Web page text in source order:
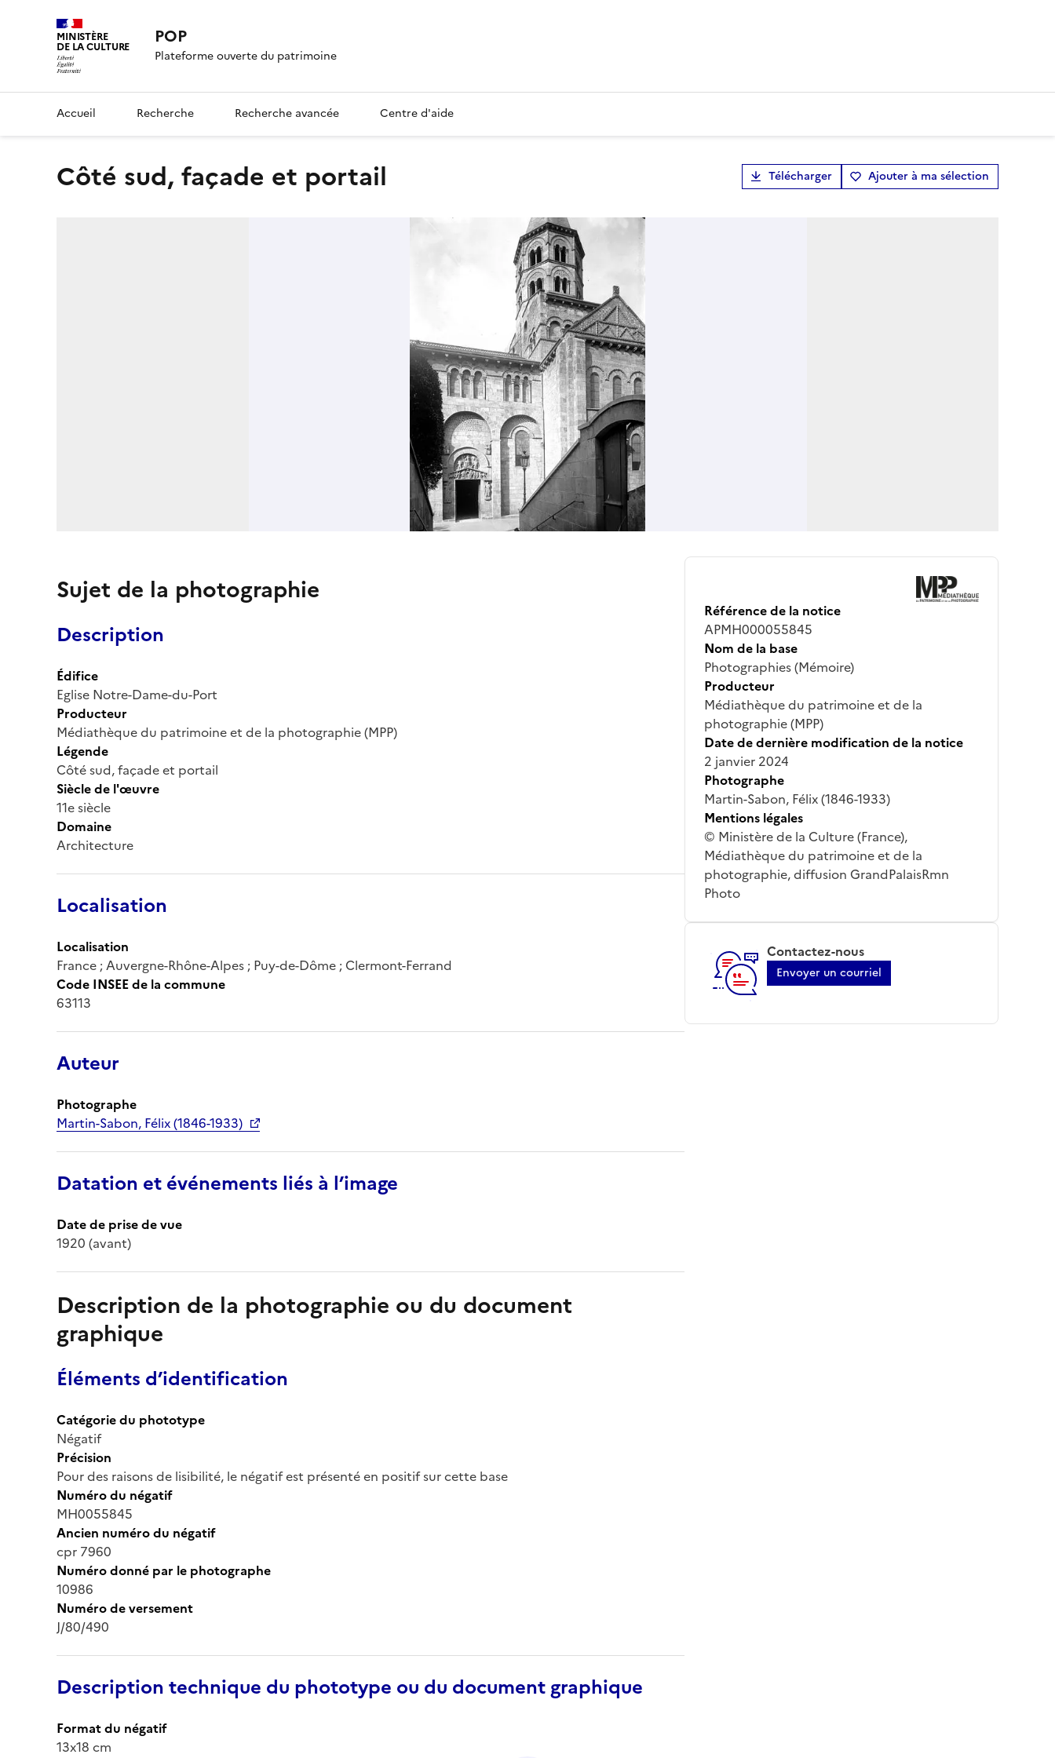
MINISTÈRE
DE LA CULTURE POP
Plateforme ouverte du patrimoine
Accueil Recherche Recherche avancée Centre d'aide
Côté sud, façade et portail Télécharger Ajouter à ma sélection
Sujet de la photographie
Description
Édifice
Eglise Notre-Dame-du-Port
Producteur
Médiathèque du patrimoine et de la photographie (MPP)
Légende
Côté sud, façade et portail
Siècle de l'œuvre
11e siècle
Domaine
Architecture
Localisation
Localisation
France ; Auvergne-Rhône-Alpes ; Puy-de-Dôme ; Clermont-Ferrand
Code INSEE de la commune
63113
Auteur
Photographe
Martin-Sabon, Félix (1846-1933)
Datation et événements liés à l’image
Date de prise de vue
1920 (avant)
Description de la photographie ou du document
graphique
Éléments d’identification
Catégorie du phototype
Négatif
Précision
Pour des raisons de lisibilité, le négatif est présenté en positif sur cette base
Numéro du négatif
MH0055845
Ancien numéro du négatif
cpr 7960
Numéro donné par le photographe
10986
Numéro de versement
J/80/490
Description technique du phototype ou du document graphique
Format du négatif
13x18 cm
Référence de la notice
APMH000055845
Nom de la base
Photographies (Mémoire)
Producteur
Médiathèque du patrimoine et de la
photographie (MPP)
Date de dernière modification de la notice
2 janvier 2024
Photographe
Martin-Sabon, Félix (1846-1933)
Mentions légales
© Ministère de la Culture (France),
Médiathèque du patrimoine et de la
photographie, diffusion GrandPalaisRmn
Photo
Contactez-nous
Envoyer un courriel